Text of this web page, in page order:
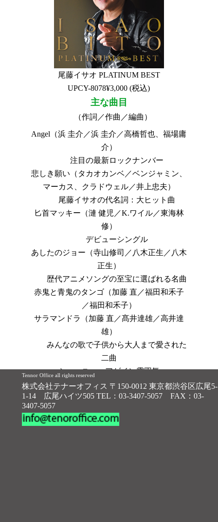
尾藤イサオ PLATINUM BEST
UPCY-8078¥3,000 (税込)
主な曲目
（作詞／作曲／編曲）
Angel（浜 圭介／浜 圭介／高橋哲也、福場庸
介）
注目の最新ロックナンバー
悲しき願い（タカオカンベ／ベンジャミン、
マーカス、クラドウェル／井上忠夫）
尾藤イサオの代名詞：大ヒット曲
匕首マッキー（漣 健児／K.ワイル／東海林
修）
デビューシングル
あしたのジョー（寺山修司／八木正生／八木
正生）
歴代アニメソングの至宝に選ばれる名曲
赤鬼と青鬼のタンゴ（加藤 直／福田和禾子
／福田和禾子）
サラマンドラ（加藤 直／髙井達雄／高井達
雄）
みんなの歌で子供から大人まで愛された
二曲
シー・ユー・アゲイン雰囲気
彼女はムービング・オン（タリモ／浜田金吾
／塩村 宰）
35年の時を隔てて本編・続編に採用さ
れた
Tennor Office all rights reserved
株式会社テナーオフィス 〒150-0012 東京都渋谷区広尾5-
1-14 広尾ハイツ505 TEL：03-3407-5057 FAX：03-
3407-5057